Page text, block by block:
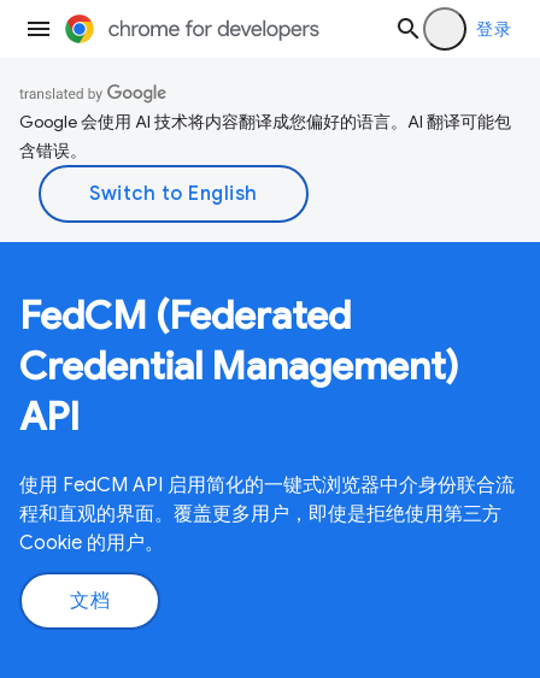
登录
Google 会使用 AI 技术将内容翻译成您偏好的语言。AI 翻译可能包
含错误。
FedCM (Federated
Credential Management)
API
使用 FedCM API 启用简化的一键式浏览器中介身份联合流
程和直观的界面。覆盖更多用户，即使是拒绝使用第三方
Cookie 的用户。
文档